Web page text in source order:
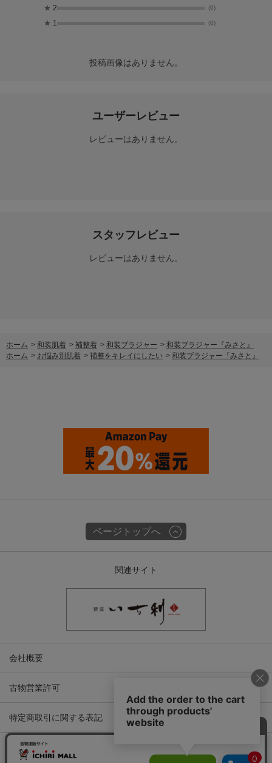
★ 2 (0)
★ 1 (0)
投稿画像はありません。
ユーザーレビュー
レビューはありません。
スタッフレビュー
レビューはありません。
ホーム > 和装肌着 > 補整着 > 和装ブラジャー > 和装ブラジャー『みさと』
ホーム > お悩み別肌着 > 補整をキレイにしたい > 和装ブラジャー『みさと』
ページトップへ
関連サイト
会社概要
古物営業許可
特定商取引に関する表記
プライバシーポリシー